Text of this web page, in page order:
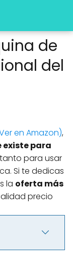
de
del
en Amazon),
existe para
para usar
Si te dedicas
la oferta más
precio